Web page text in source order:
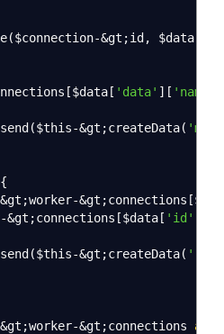
($connection-&gt ;id , $data
[$data [ 'data' ] [ 'name'
send ($this-&gt ;createData( 'msg'
{
gt ;worker-&gt ;connections [
-&gt ;connections [$data [ 'id'
send ($this-&gt ;createData(
gt ;worker-&gt ;connections as